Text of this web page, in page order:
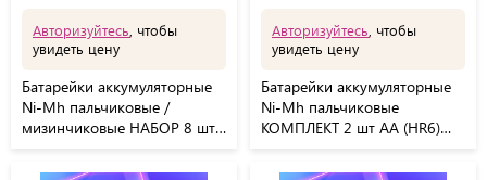
Авторизуйтесь , чтобы
увидеть цену
Батарейки аккумуляторные
Ni-Mh пальчиковые /
мизинчиковые НАБОР 8 шт.
SONNEN, 455612
Авторизуйтесь , чтобы
увидеть цену
Батарейки аккумуляторные
Ni-Mh пальчиковые
КОМПЛЕКТ 2 шт АА (HR6)
270AAHC-2DECRC2